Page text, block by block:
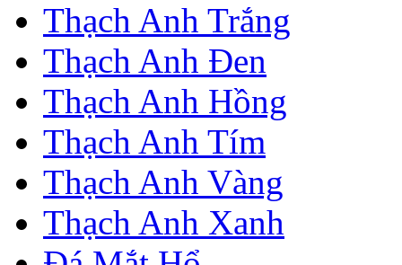
Thạch Anh Trắng
Thạch Anh Đen
Thạch Anh Hồng
Thạch Anh Tím
Thạch Anh Vàng
Thạch Anh Xanh